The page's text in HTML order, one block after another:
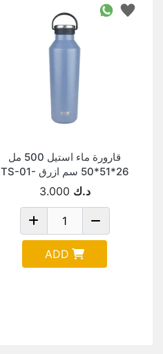
قارورة ماء استيل 500 مل
26*51*50 سم ازرق TS-01-
01001-206
د.ك 3.000
ADD